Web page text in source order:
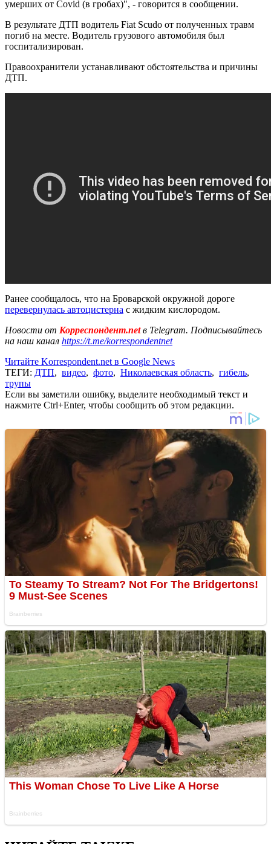
умерших от Covid (в гробах)", - говорится в сообщении.
В результате ДТП водитель Fiat Scudo от полученных травм
погиб на месте. Водитель грузового автомобиля был
госпитализирован.
Правоохранители устанавливают обстоятельства и причины
ДТП.
Ранее сообщалось, что на Броварской окружной дороге
перевернулась автоцистерна с жидким кислородом.
Новости от Корреспондент.netв Telegram. Подписывайтесь
на наш канал https://t.me/korrespondentnet
Читайте Korrespondent.net в Google News
ТЕГИ: ДТП, видео, фото, Николаевская область, гибель,
трупы
Если вы заметили ошибку, выделите необходимый текст и
нажмите Ctrl+Enter, чтобы сообщить об этом редакции.